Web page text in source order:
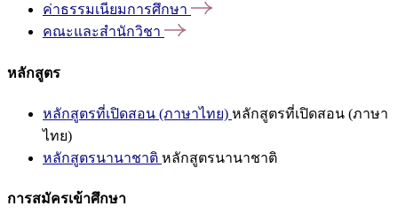
ค่าธรรมเนียมการศึกษา
คณะและสำนักวิชา
หลักสูตร
หลักสูตรที่เปิดสอน (ภาษาไทย) หลักสูตรที่เปิดสอน (ภาษา
ไทย)
หลักสูตรนานาชาติ หลักสูตรนานาชาติ
การสมัครเข้าศึกษา